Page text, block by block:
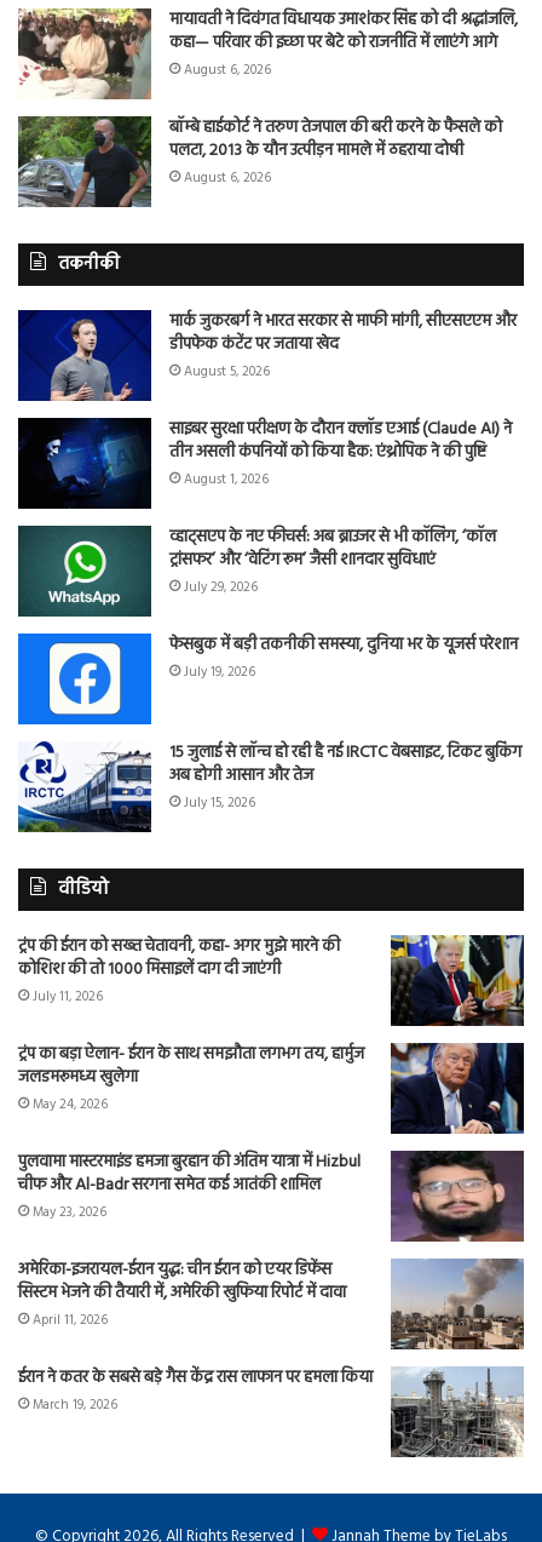
मायावती ने दिवंगत विधायक उमाशंकर सिंह को दी श्रद्धांजलि,
कहा— परिवार की इच्छा पर बेटे को राजनीति में लाएंगे आगे
August 6, 2026
बॉम्बे हाईकोर्ट ने तरुण तेजपाल की बरी करने के फैसले को
पलटा, 2013 के यौन उत्पीड़न मामले में ठहराया दोषी
August 6, 2026
तकनीकी
मार्क जुकरबर्ग ने भारत सरकार से माफी मांगी, सीएसएएम और
डीपफेक कंटेंट पर जताया खेद
August 5, 2026
साइबर सुरक्षा परीक्षण के दौरान क्लॉड एआई (Claude AI) ने
तीन असली कंपनियों को किया हैक: एंथ्रोपिक ने की पुष्टि
August 1, 2026
व्हाट्सएप के नए फीचर्स: अब ब्राउजर से भी कॉलिंग, ‘कॉल
ट्रांसफर’ और ‘वेटिंग रूम’ जैसी शानदार सुविधाएं
July 29, 2026
फेसबुक में बड़ी तकनीकी समस्या, दुनिया भर के यूजर्स परेशान
July 19, 2026
15 जुलाई से लॉन्च हो रही है नई IRCTC वेबसाइट, टिकट बुकिंग
अब होगी आसान और तेज
July 15, 2026
वीडियो
ट्रंप की ईरान को सख्त चेतावनी, कहा- अगर मुझे मारने की
कोशिश की तो 1000 मिसाइलें दाग दी जाएंगी
July 11, 2026
ट्रंप का बड़ा ऐलान- ईरान के साथ समझौता लगभग तय, हार्मुज
जलडमरूमध्य खुलेगा
May 24, 2026
पुलवामा मास्टरमाइंड हमजा बुरहान की अंतिम यात्रा में Hizbul
चीफ और Al-Badr सरगना समेत कई आतंकी शामिल
May 23, 2026
अमेरिका-इजरायल-ईरान युद्ध: चीन ईरान को एयर डिफेंस
सिस्टम भेजने की तैयारी में, अमेरिकी खुफिया रिपोर्ट में दावा
April 11, 2026
ईरान ने कतर के सबसे बड़े गैस केंद्र रास लाफान पर हमला किया
March 19, 2026
© Copyright 2026, All Rights Reserved | Jannah Theme by TieLabs